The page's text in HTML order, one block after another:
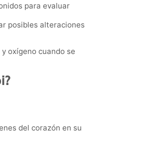
para evaluar
posibles alteraciones
oxígeno cuando se
del corazón en su